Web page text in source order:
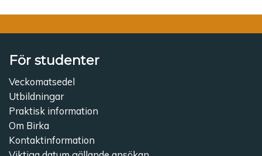
För studenter
Veckomatsedel
Utbildningar
Praktisk information
Om Birka
Kontaktinformation